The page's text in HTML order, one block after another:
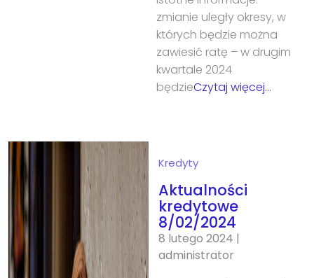
zmianie uległy okresy, w
których będzie można
zawiesić ratę – w drugim
kwartale 2024
będzieCzytaj więcej…
Kredyty
Aktualności
kredytowe
8/02/2024
8 lutego 2024 |
administrator